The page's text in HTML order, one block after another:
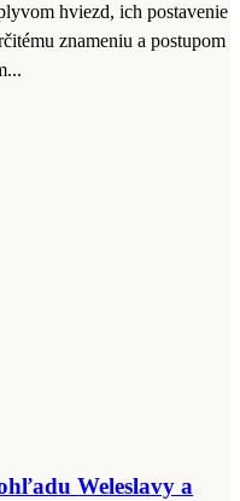
hviezd, ich postavenie
znameniu a postupom
Weleslavy a